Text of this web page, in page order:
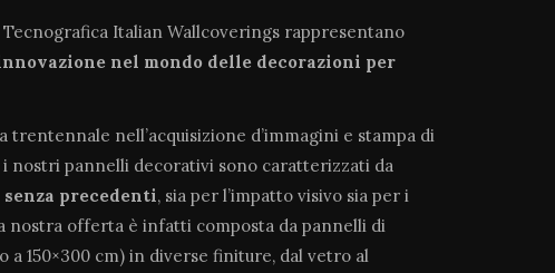
Italian Wallcoverings rappresentano
nel mondo delle decorazioni per
trentennale nell’acquisizione d’immagini e stampa di
nostri pannelli decorativi sono caratterizzati da
precedenti, sia per l’impatto visivo sia per i
nostra offerta è infatti composta da pannelli di
a 150×300 cm) in diverse finiture, dal vetro al